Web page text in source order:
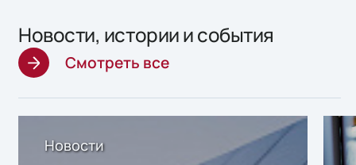
Новости, истории и события
Смотреть все
Новости